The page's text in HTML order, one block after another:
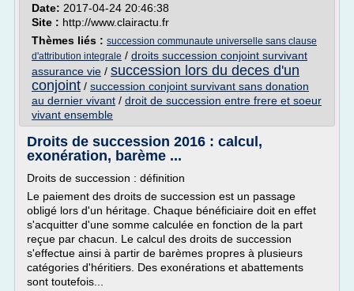
Date: 2017-04-24 20:46:38
Site : http://www.clairactu.fr
Thèmes liés : succession communaute universelle sans clause
d'attribution integrale / droits succession conjoint survivant
assurance vie / succession lors du deces d'un
conjoint / succession conjoint survivant sans donation
au dernier vivant / droit de succession entre frere et soeur
vivant ensemble
Droits de succession 2016 : calcul,
exonération, barème ...
Droits de succession : définition
Le paiement des droits de succession est un passage
obligé lors d'un héritage. Chaque bénéficiaire doit en effet
s'acquitter d'une somme calculée en fonction de la part
reçue par chacun. Le calcul des droits de succession
s'effectue ainsi à partir de barèmes propres à plusieurs
catégories d'héritiers. Des exonérations et abattements
sont toutefois...